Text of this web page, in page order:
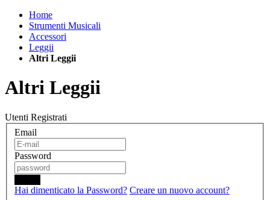
Home
Strumenti Musicali
Accessori
Leggii
Altri Leggii
Altri Leggii
Utenti Registrati
Email
Password
Hai dimenticato la Password? Creare un nuovo account?